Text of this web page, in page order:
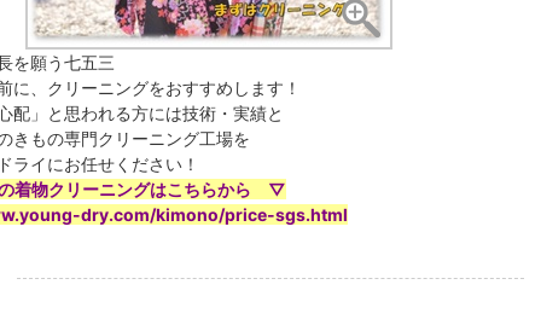
を願う七五三
に、クリーニングをおすすめします！
配」と思われる方には技術・実績と
きもの専門クリーニング工場を
ライにお任せください！
物クリーニングはこちらから ▽
dry.com/kimono/price-sgs.html